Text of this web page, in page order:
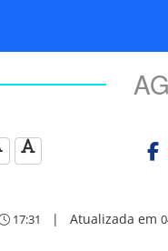
17:31 | Atualizada em